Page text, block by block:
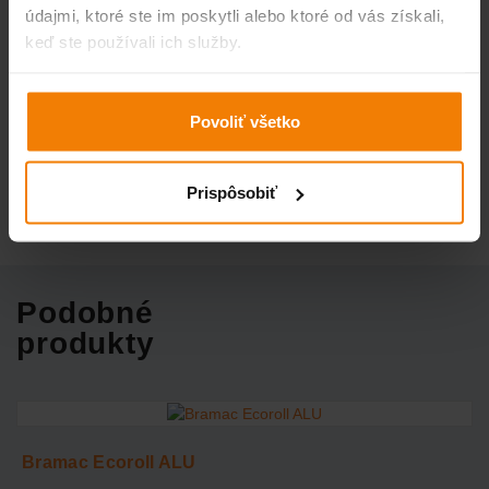
údajmi, ktoré ste im poskytli alebo ktoré od vás získali,
keď ste používali ich služby.
Povoliť všetko
Prispôsobiť
na krytine
- variabilná šírka 28 - 32 cm a rozťažnosť hliníkovej fólie
- možnosť použitia na ploché i profilované strešné krytiny
- postranné hlinikové pásy
- vysoká odolnosť voči znečisteniu a UV žiareniu
- dokonalá tvarovateľnosť
Podobné
produkty
Bramac Ecoroll ALU